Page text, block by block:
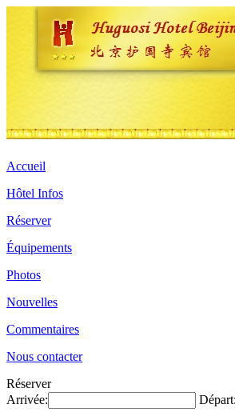
Accueil
Hôtel Infos
Réserver
Équipements
Photos
Nouvelles
Commentaires
Nous contacter
Réserver
Arrivée:
Départ: